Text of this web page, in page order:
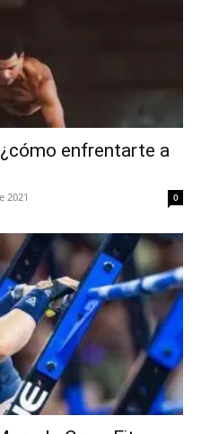
enfrentarte a
2021 0